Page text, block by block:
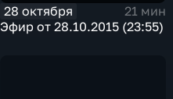
28 октября
21 мин
Эфир от 28.10.2015 (23:55)